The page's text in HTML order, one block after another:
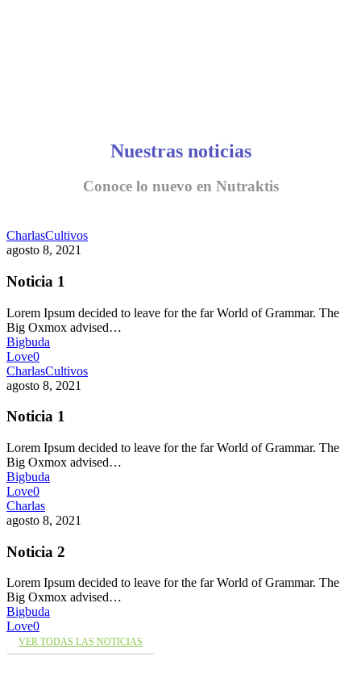
Nuestras noticias
Conoce lo nuevo en Nutraktis
CharlasCultivos
agosto 8, 2021
Noticia 1
Lorem Ipsum decided to leave for the far World of Grammar. The
Big Oxmox advised…
Bigbuda
Love0
CharlasCultivos
agosto 8, 2021
Noticia 1
Lorem Ipsum decided to leave for the far World of Grammar. The
Big Oxmox advised…
Bigbuda
Love0
Charlas
agosto 8, 2021
Noticia 2
Lorem Ipsum decided to leave for the far World of Grammar. The
Big Oxmox advised…
Bigbuda
Love0
VER TODAS LAS NOTICIAS